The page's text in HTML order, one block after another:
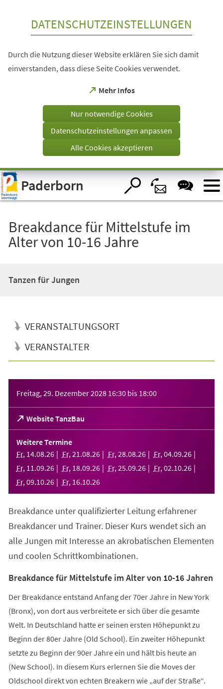
Visuelle
Assistenzsoftware
öffnen.
DATENSCHUTZEINSTELLUNGEN
Durch die Nutzung dieser Website erklären Sie sich damit
einverstanden, dass diese Seite Cookies verwendet.
Mehr Infos
(Öffnet
einem
Tab)
Nur notwendige Cookies
Datenschutzeinstellungen anpassen
Alle Cookies akzeptieren
Paderborn
Breakdance für Mittelstufe im
Alter von 10-16 Jahre
Tanzen für Jungen
VERANSTALTUNGSORT
VERANSTALTER
Freitag, 29. Dezember 2028 16:30 bis 18:00
Website TanzBau
(Öffnet
in
einem
neuen
Tab)
Weitere Termine
Fr, 14.08.26 Fr, 21 .08.26 Fr, 28.08.26 Fr, 04.09.26
Fr, 11 .09.26 Fr, 18.09.26 Fr, 25.09.26 Fr, 02.10.26
Fr, 09.10.26 Fr, 16.10.26
Breakdance unter qualifizierter Leitung erfahrener
Breakdancer und Trainer. Dieser Kurs wendet sich an
alle Jungen mit Interesse an akrobatischen Elementen
und coolen Schrittkombinationen.
Breakdance für Mittelstufe im Alter von 10-16 Jahren
Der Breakdance entstand Anfang der 70er Jahre in New York
(Bronx), von dort aus verbreitete er sich über die gesamte
Welt. In Deutschland hatte er seinen ersten Höhepunkt zu
Beginn der 80er Jahre (Old School). Ein zweiter Höhepunkt
setzte zu Beginn der 90er Jahre ein und hält bis heute an
(New School). In diesem Kurs erlernen Sie die Moves der
Oldschool direkt von echten Breakern wie „auf der Straße“.